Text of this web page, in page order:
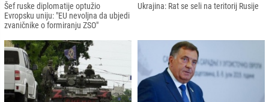
Šef ruske diplomatije optužio
Evropsku uniju: "EU nevoljna da ubjedi
zvaničnike o formiranju ZSO"
Ukrajina: Rat se seli na teritorij Rusije